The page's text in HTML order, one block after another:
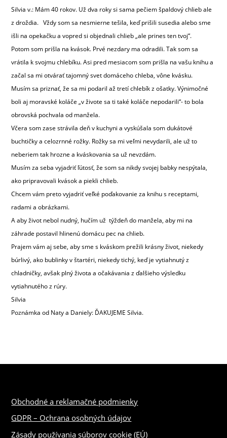
Silvia v.: Mám 40 rokov. Už dva roky si sama pečiem špaldový chlieb ale
z droždia. Vždy som sa nesmierne tešila, keď prišili susedia alebo sme
išli na opekačku a vopred si objednali chlieb „ale prines ten tvoj“.
Potom som prišla na kvások. Prvé nezdary ma odradili. Tak som sa
vrátila k svojmu chlebíku. Asi pred mesiacom som prišla na vašu knihu a
začal sa mi otvárať tajomný svet domáceho chleba, vône kvásku.
Musím sa priznať, že sa mi podaril až tretí chlebík z ošatky. Výnimočné
boli aj moravské koláče „v živote sa ti také koláče nepodarili“- to bola
obrovská pochvala od manžela.
Včera som zase strávila deň v kuchyni a vyskúšala som dukátové
buchtičky a celozrnné rožky. Rožky sa mi veľmi nevydarili, ale už to
neberiem tak hrozne a kváskovania sa už nevzdám.
Musím za seba vyjadriť ľútosť, že som sa nikdy svojej babky nespýtala,
ako pripravovali kvások a piekli chlieb.
Chcem vám preto vyjadriť veľké poďakovanie za knihu s receptami,
radami a obrázkami.
A aby život nebol nudný, hučím už týždeň do manžela, aby mi na
záhrade postavil hlinenú domácu pec na chlieb.
Prajem vám aj sebe, aby sme s kváskom prežili krásny život, niekedy
búrlivý, ako bublinky v štartéri, niekedy tichý, keď je vytiahnutý z
chladničky, avšak plný života a očakávania z ďalšieho výsledku
vytiahnutého z rúry.
Silvia
Poznámka od Naty a Daniely: ĎAKUJEME Silvia.
Obchodné a reklamačné podmienky
GDPR – Ochrana osobných údajov
Zásady používania súborov cookie (EÚ)